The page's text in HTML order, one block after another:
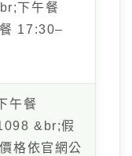
下午餐
17:30–
午餐
&br;假
格依官網公